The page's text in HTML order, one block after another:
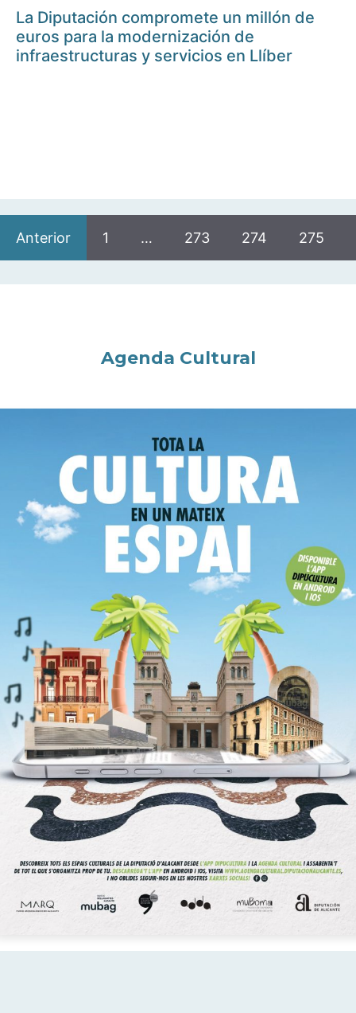
La Diputación compromete un millón de
euros para la modernización de
infraestructuras y servicios en Llíber
Anterior 1 … 273 274 275
Agenda Cultural